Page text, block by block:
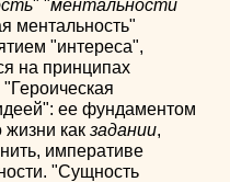
" "ментальности
ментальность"
"интереса",
на принципах
ее фундаментом
жизни какзадании,
императиве
"Сущность